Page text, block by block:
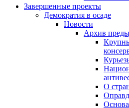
Завершенные проекты
Демократия в осаде
Новости
Архив
О